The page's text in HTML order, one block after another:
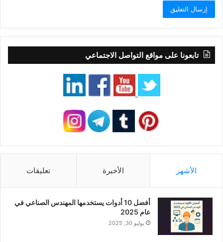
تابعونا على مواقع التواصل الاجتماعي
الأشهر الأخيرة تعليقات
أفضل 10 أدوات يستخدمها المهندس الصناعي في
عام 2025
يوليو 30, 2025